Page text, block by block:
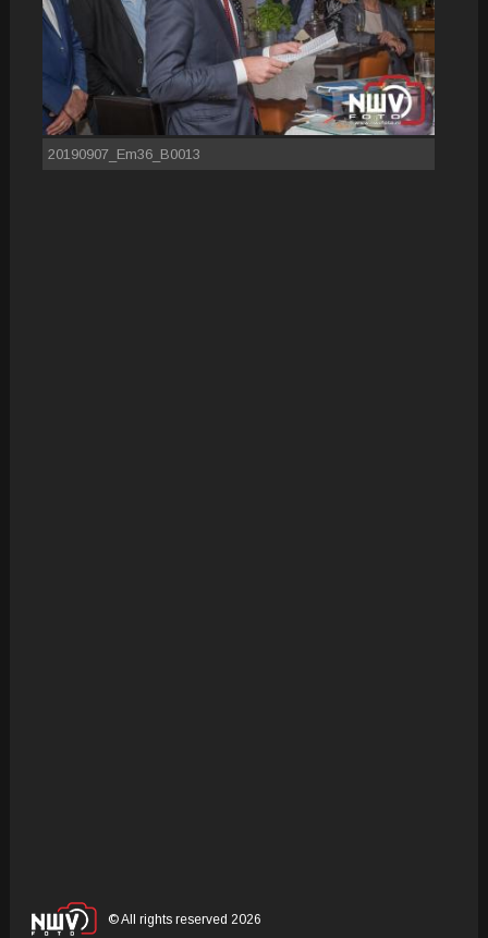
20190907_Em36_B0013
© All rights reserved 2026